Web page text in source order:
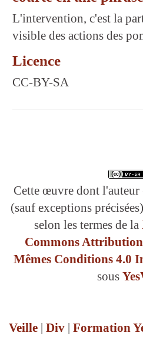
L'intervention, c'est la
visible des actions des
Licence
CC-BY-SA
Cette œuvre dont l'auteur
(sauf exceptions
selon les termes de la
Commons Attribution
Mêmes Conditions 4.0
sous
Veille | Div | Formation